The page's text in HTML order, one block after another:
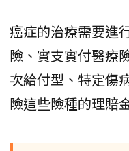
癌症的治療需要進
險、實支實付醫療
次給付型、特定傷
險這些險種的理賠